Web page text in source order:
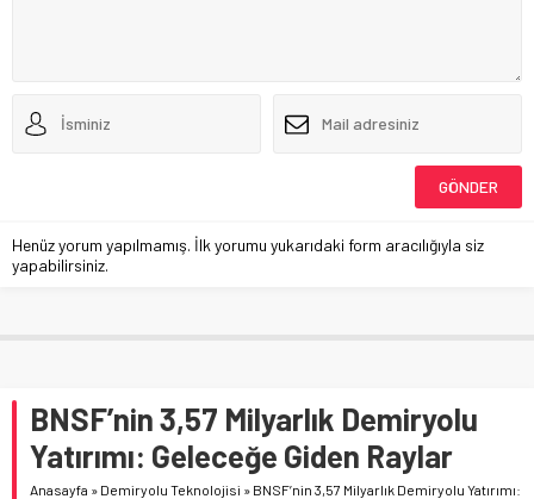
Henüz yorum yapılmamış. İlk yorumu yukarıdaki form aracılığıyla siz
yapabilirsiniz.
BNSF’nin 3,57 Milyarlık Demiryolu
Yatırımı: Geleceğe Giden Raylar
Anasayfa » Demiryolu Teknolojisi » BNSF’nin 3,57 Milyarlık Demiryolu Yatırımı: